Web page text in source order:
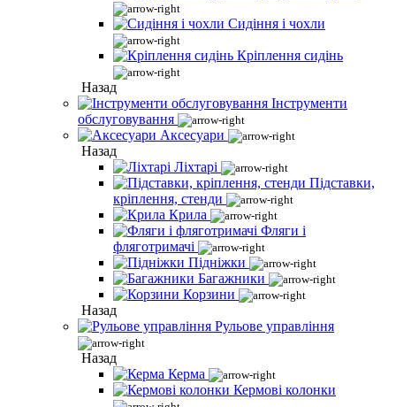
Сидіння і чохли
Кріплення сидінь
Назад
Інструменти
обслуговування
Аксесуари
Назад
Ліхтарі
Підставки,
кріплення, стенди
Крила
Фляги і
фляготримачі
Підніжки
Багажники
Корзини
Назад
Рульове управління
Назад
Керма
Кермові колонки